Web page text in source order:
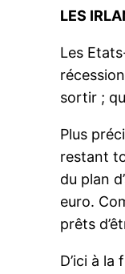
LES
Les
sortir ;
Plus
restant
du plan
euro.
prêts
D’ici à